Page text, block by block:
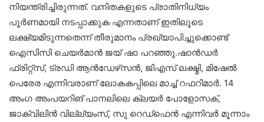
നിയന്ത്രിച്ചിരുന്നത്. വനിതകളുടെ പ്രാതിനിധ്യം
പൂര്‍ണമായി നടപ്പാക്കുക എന്നതാണ് ഇതിലൂടെ
ലക്ഷ്യമിടുന്നതെന്ന് തീരുമാനം പ്രഖ്യാപിച്ചുക്കൊണ്ട്
ഐസിസി ചെയര്‍മാന്‍ ജയ് ഷാ പറഞ്ഞു.ഷാന്‍ഡര്‍
ഫ്രിറ്റ്‌സ്, ട്രഡി ആന്‍ഡേഴ്‌സന്‍, ജിഎസ് ലക്ഷ്മി, മിഷേല്‍
പെരേര എന്നിവരാണ് ലോകകപ്പിലെ മാച്ച് റഫറിമാര്‍. 14
അംഗ അംപയറിങ് പാനലിലെ ക്ലയര്‍ പോളോസക്,
ജാക്വിലിന്‍ വില്ല്യംസ്, സു റെഡ്‌ഫെന്‍ എന്നിവര്‍ മൂന്നാം